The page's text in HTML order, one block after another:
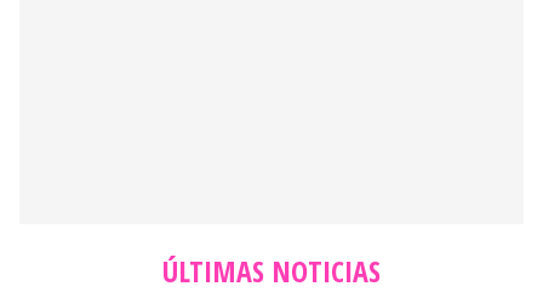
ÚLTIMAS NOTICIAS